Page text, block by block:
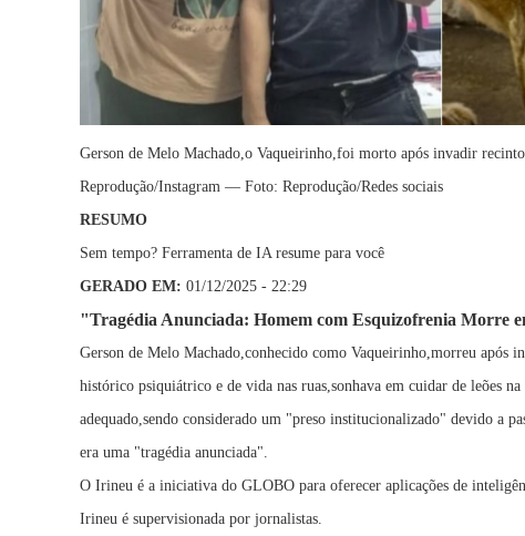
Gerson de Melo Machado,o Vaqueirinho,foi morto após invadir
Reprodução/Instagram — Foto: Reprodução/Redes sociais
RESUMO
Sem tempo? Ferramenta de IA resume para você
GERADO EM: 01/12/2025 - 22:29
"Tragédia Anunciada: Homem com Esquizofrenia Morre
Gerson de Melo Machado,conhecido como Vaqueirinho,morreu após
histórico psiquiátrico e de vida nas ruas,sonhava em cuidar de leões
adequado,sendo considerado um "preso institucionalizado" devido a
era uma "tragédia anunciada".
O Irineu é a iniciativa do GLOBO para oferecer aplicações de
Irineu é supervisionada por jornalistas.